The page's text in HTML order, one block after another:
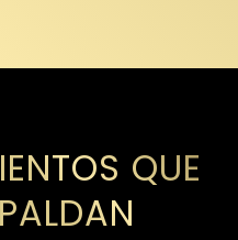
QUE